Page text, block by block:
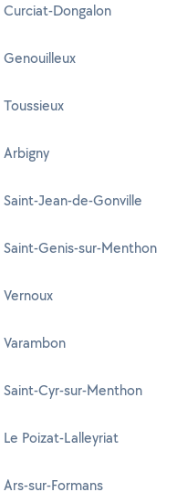
Dongalon
Jean-de-Gonville
Genis-sur-Menthon
Cyr-sur-Menthon
Poizat-Lalleyriat
sur-Formans